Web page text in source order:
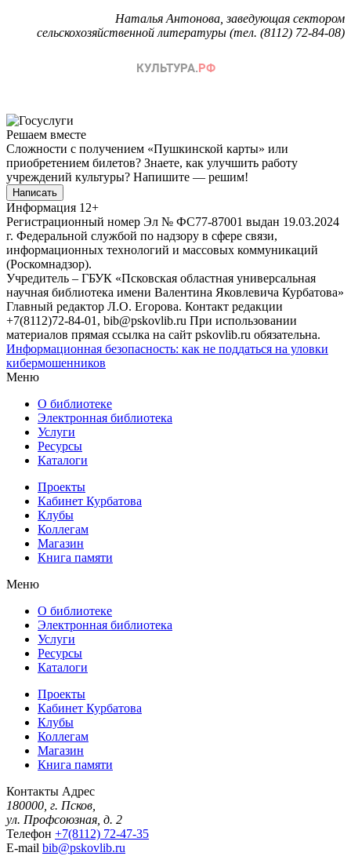
Наталья Антонова, заведующая сектором
сельскохозяйственной литературы (тел. (8112) 72-84-08)
Решаем вместе
Сложности с получением «Пушкинской карты» или
приобретением билетов? Знаете, как улучшить работу
учреждений культуры? Напишите — решим!
Написать
Информация 12+
Регистрационный номер Эл № ФС77-87001 выдан 19.03.2024
г. Федеральной службой по надзору в сфере связи,
информационных технологий и массовых коммуникаций
(Роскомнадзор).
Учредитель – ГБУК «Псковская областная универсальная
научная библиотека имени Валентина Яковлевича Курбатова»
Главный редактор Л.О. Егорова. Контакт редакции
+7(8112)72-84-01, bib@pskovlib.ru При использовании
материалов прямая ссылка на сайт pskovlib.ru обязательна.
Информационная безопасность: как не поддаться на уловки
кибермошенников
Меню
О библиотеке
Электронная библиотека
Услуги
Ресурсы
Каталоги
Проекты
Кабинет Курбатова
Клубы
Коллегам
Магазин
Книга памяти
Меню
О библиотеке
Электронная библиотека
Услуги
Ресурсы
Каталоги
Проекты
Кабинет Курбатова
Клубы
Коллегам
Магазин
Книга памяти
Контакты Адрес
180000, г. Псков,
ул. Профсоюзная, д. 2
Телефон +7(8112) 72-47-35
E-mail bib@pskovlib.ru